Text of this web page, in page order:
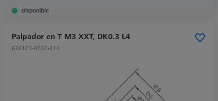
Disponible
Palpador en T M3 XXT, DK0.3 L4
626103-0030-216